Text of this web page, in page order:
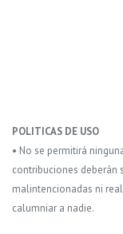
POLITICAS DE USO
• No se permitirá
contribuciones deberán
malintencionadas ni
calumniar a nadie.